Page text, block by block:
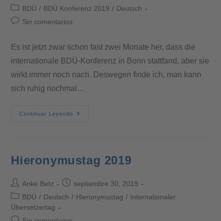
BDÜ / BDÜ Konferenz 2019 / Deutsch
Sin comentarios
Es ist jetzt zwar schon fast zwei Monate her, dass die
internationale BDÜ-Konferenz in Bonn stattfand, aber sie
wirkt immer noch nach. Deswegen finde ich, man kann
sich ruhig nochmal…
Continuar Leyendo
Hieronymustag 2019
Anke Betz
septiembre 30, 2019
BDÜ / Deutsch / Hieronymustag / Internationaler
Übersetzertag